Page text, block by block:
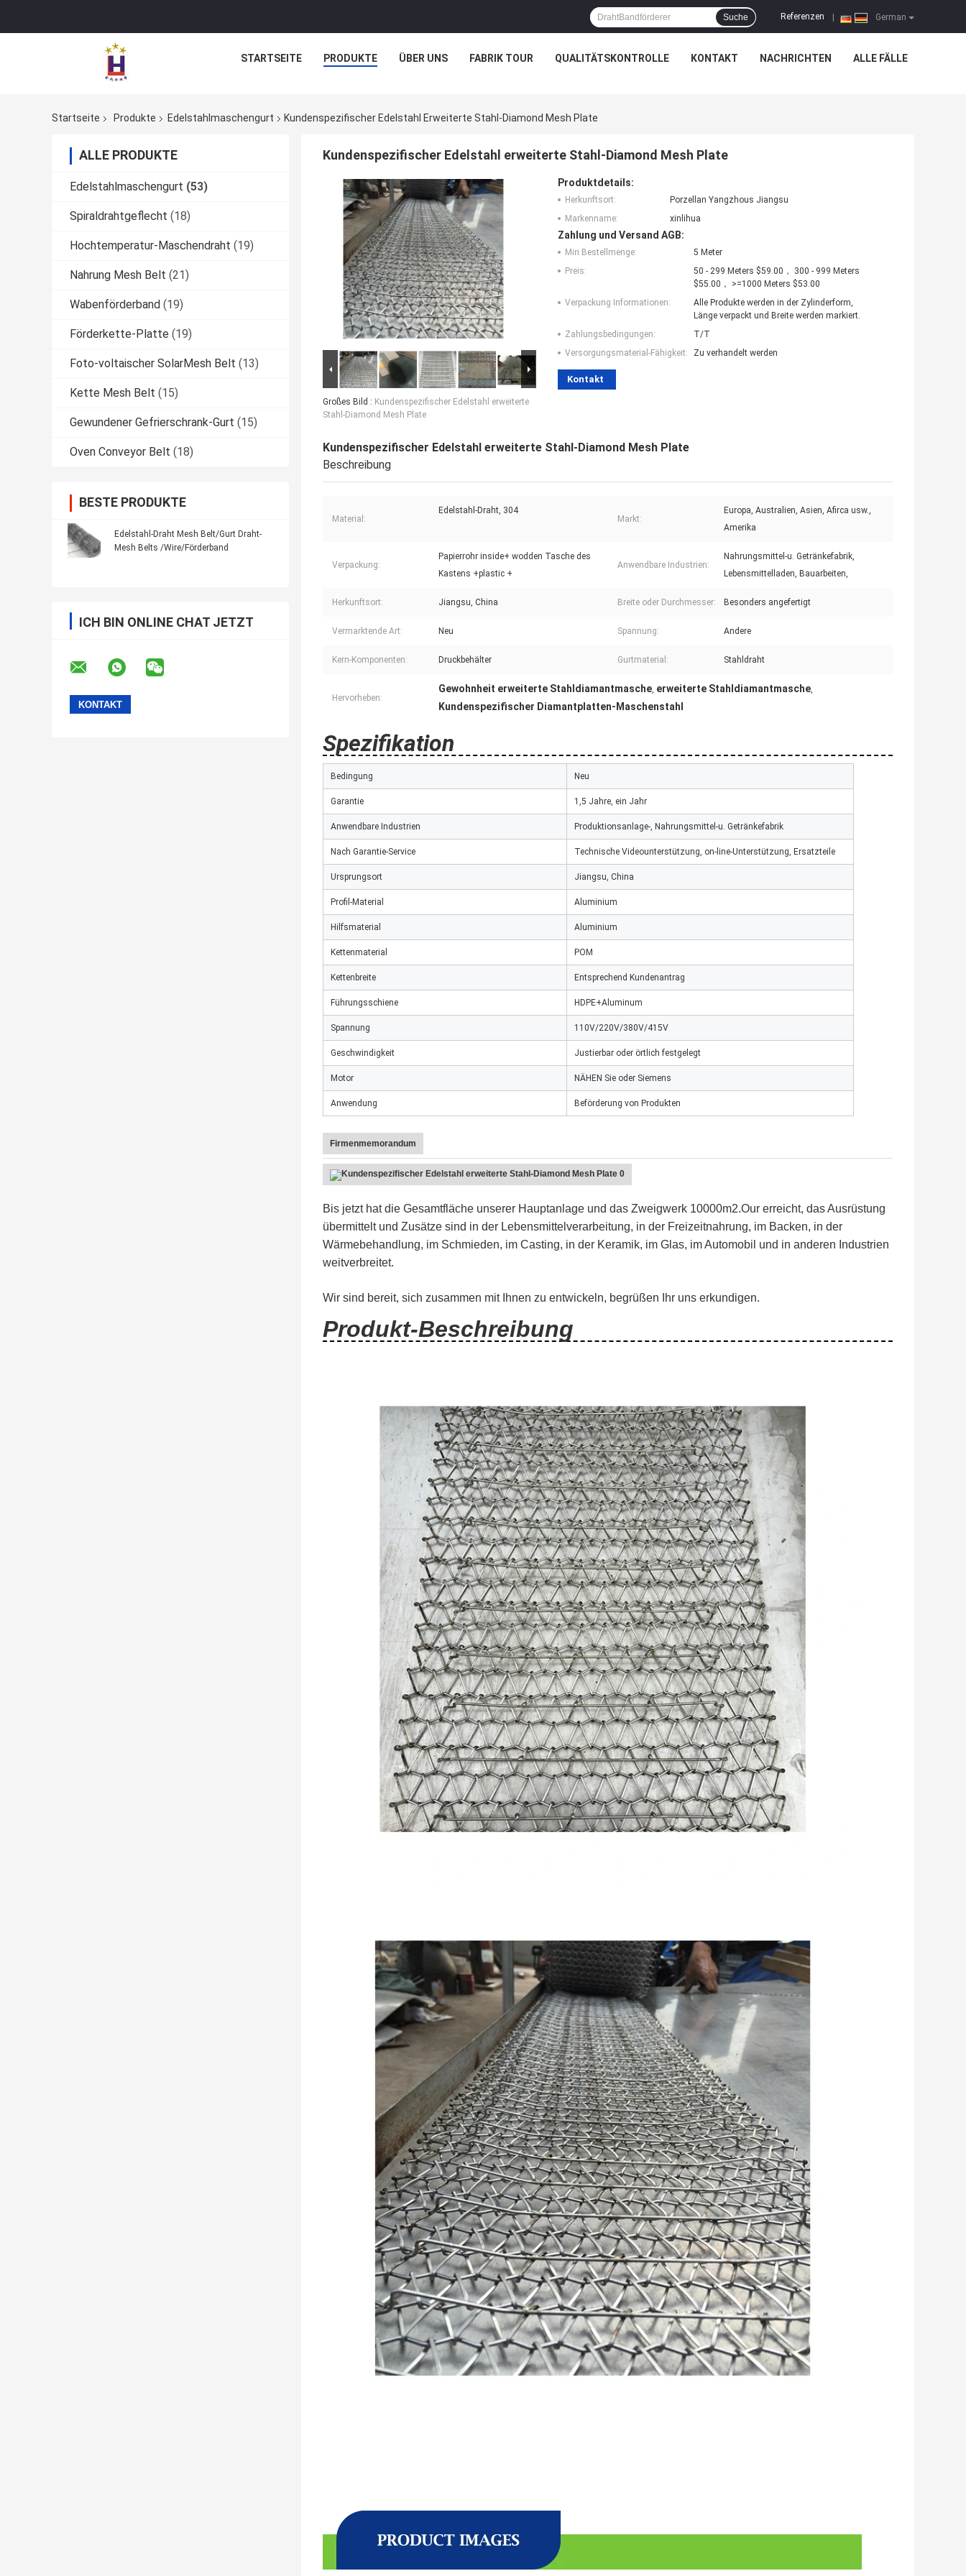
German
Referenzen
Suche
STARTSEITE PRODUKTE ÜBER UNS FABRIK TOUR QUALITÄTSKONTROLLE KONTAKT NACHRICHTEN ALLE FÄLLE
Startseite Produkte Edelstahlmaschengurt Kundenspezifischer Edelstahl Erweiterte Stahl-Diamond Mesh Plate
ALLE PRODUKTE
Edelstahlmaschengurt (53)
Spiraldrahtgeflecht (18)
Hochtemperatur-Maschendraht (19)
Nahrung Mesh Belt (21)
Wabenförderband (19)
Förderkette-Platte (19)
Foto-voltaischer SolarMesh Belt (13)
Kette Mesh Belt (15)
Gewundener Gefrierschrank-Gurt (15)
Oven Conveyor Belt (18)
BESTE PRODUKTE
Edelstahl-Draht Mesh Belt/Gurt Draht-
Mesh Belts /Wire/Förderband
ICH BIN ONLINE CHAT JETZT
Kundenspezifischer Edelstahl erweiterte Stahl-Diamond Mesh Plate
Großes Bild : Kundenspezifischer Edelstahl erweiterte
Stahl-Diamond Mesh Plate
Produktdetails:
Herkunftsort:
Porzellan Yangzhous Jiangsu
Markenname:
xinlihua
Zahlung und Versand AGB:
Min Bestellmenge:
5 Meter
Preis:
50 - 299 Meters $59.00， 300 - 999 Meters
$55.00， >=1000 Meters $53.00
Verpackung Informationen:
Alle Produkte werden in der Zylinderform,
Länge verpackt und Breite werden markiert.
Zahlungsbedingungen:
T/T
Versorgungsmaterial-Fähigkeit:
Zu verhandelt werden
Kontakt
Kundenspezifischer Edelstahl erweiterte Stahl-Diamond Mesh Plate
Beschreibung
Material:
Edelstahl-Draht, 304
Markt:
Europa, Australien, Asien, Afirca usw.,
Amerika
Verpackung:
Papierrohr inside+ wodden Tasche des
Kastens +plastic +
Anwendbare Industrien:
Nahrungsmittel-u. Getränkefabrik,
Lebensmittelladen, Bauarbeiten,
Herkunftsort: Jiangsu, China Breite oder Durchmesser: Besonders angefertigt
Vermarktende Art: Neu Spannung: Andere
Kern-Komponenten: Druckbehälter Gurtmaterial: Stahldraht
Hervorheben:
Gewohnheit erweiterte Stahldiamantmasche, erweiterte Stahldiamantmasche,
Kundenspezifischer Diamantplatten-Maschenstahl
Spezifikation
Bedingung Neu
Garantie 1,5 Jahre, ein Jahr
Anwendbare Industrien Produktionsanlage-, Nahrungsmittel-u. Getränkefabrik
Nach Garantie-Service Technische Videounterstützung, on-line-Unterstützung, Ersatzteile
Ursprungsort Jiangsu, China
Profil-Material Aluminium
Hilfsmaterial Aluminium
Kettenmaterial POM
Kettenbreite Entsprechend Kundenantrag
Führungsschiene HDPE+Aluminum
Spannung 110V/220V/380V/415V
Geschwindigkeit Justierbar oder örtlich festgelegt
Motor NÄHEN Sie oder Siemens
Anwendung Beförderung von Produkten
Firmenmemorandum
Bis jetzt hat die Gesamtfläche unserer Hauptanlage und das Zweigwerk 10000m2.Our erreicht, das Ausrüstung
übermittelt und Zusätze sind in der Lebensmittelverarbeitung, in der Freizeitnahrung, im Backen, in der
Wärmebehandlung, im Schmieden, im Casting, in der Keramik, im Glas, im Automobil und in anderen Industrien
weitverbreitet.
Wir sind bereit, sich zusammen mit Ihnen zu entwickeln, begrüßen Ihr uns erkundigen.
Produkt-Beschreibung